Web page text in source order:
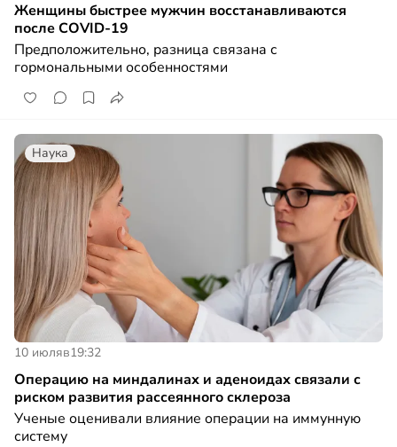
Женщины быстрее мужчин восстанавливаются
после COVID-19
Предположительно, разница связана с
гормональными особенностями
Наука
10 июляв19:32
Операцию на миндалинах и аденоидах связали с
риском развития рассеянного склероза
Ученые оценивали влияние операции на иммунную
систему